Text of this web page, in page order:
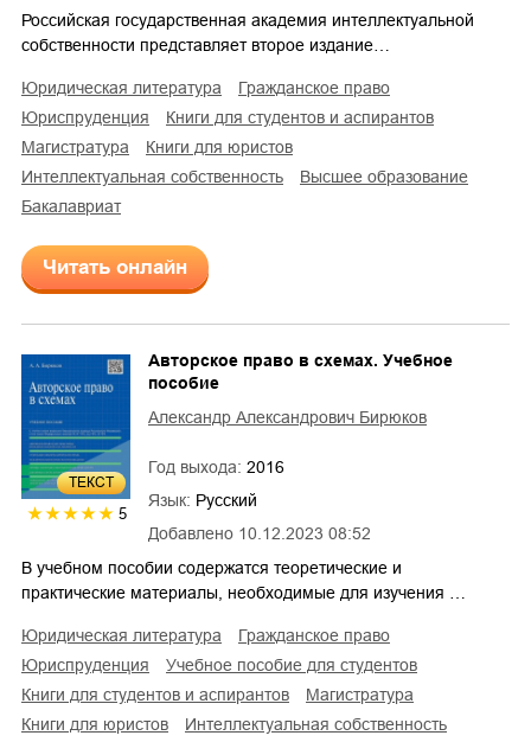
Российская государственная академия интеллектуальной
собственности представляет второе издание…
юридическая литература
гражданское право
юриспруденция
книги для студентов и аспирантов
магистратура
книги для юристов
интеллектуальная собственность
высшее образование
бакалавриат
Читать онлайн
ТЕКСТ
5
Добавлено 10.12.2023 08:52
Авторское право в схемах. Учебное
пособие
Александр Александрович Бирюков
Год выхода: 2016
Язык: Русский
В учебном пособии содержатся теоретические и
практические материалы, необходимые для изучения …
юридическая литература
гражданское право
юриспруденция
учебное пособие для студентов
книги для студентов и аспирантов
магистратура
книги для юристов
интеллектуальная собственность